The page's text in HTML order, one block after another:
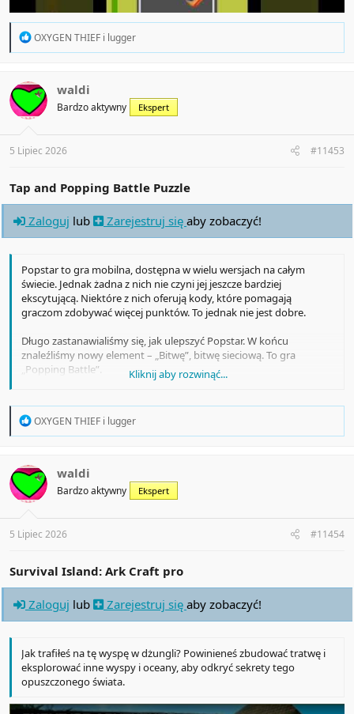
R
t
i
o
s
:
OXYGEN THIEF i lugger
waldi
Bardzo aktywny Ekspert
5 Lipiec 2026 #11453
Tap and Popping Battle Puzzle
Zaloguj lub Zarejestruj się aby zobaczyć!
Popstar to gra mobilna, dostępna w wielu wersjach na całym
świecie. Jednak żadna z nich nie czyni jej jeszcze bardziej
ekscytującą. Niektóre z nich oferują kody, które pomagają
graczom zdobywać więcej punktów. To jednak nie jest dobre.
Długo zastanawialiśmy się, jak ulepszyć Popstar. W końcu
znaleźliśmy nowy element – „Bitwę”, bitwę sieciową. To gra
„Popping Battle”.
najwięcej punktów, najszybciej jak to możliwe.
Kliknij aby rozwinąć...
R
t
i
o
s
:
OXYGEN THIEF i lugger
waldi
Bardzo aktywny Ekspert
5 Lipiec 2026 #11454
Survival Island: Ark Craft pro
Zaloguj lub Zarejestruj się aby zobaczyć!
Jak trafiłeś na tę wyspę w dżungli? Powinieneś zbudować tratwę i
eksplorować inne wyspy i oceany, aby odkryć sekrety tego
opuszczonego świata.